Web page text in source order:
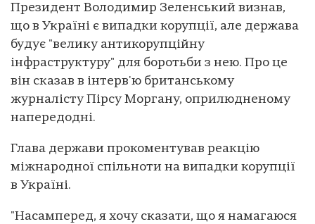
Президент Володимир Зеленський визнав,
що в Україні є випадки корупції, але держава
будує "велику антикорупційну
інфраструктуру" для боротьби з нею. Про це
він сказав в інтерв'ю британському
журналісту Пірсу Моргану, оприлюдненому
напередодні.
Глава держави прокоментував реакцію
міжнародної спільноти на випадки корупції
в Україні.
"Насамперед, я хочу сказати, що я намагаюся